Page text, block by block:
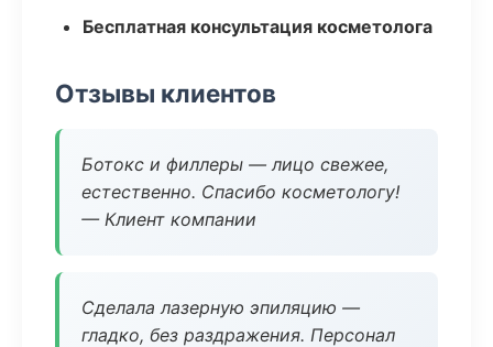
Бесплатная консультация косметолога
Отзывы клиентов
Ботокс и филлеры — лицо свежее,
естественно. Спасибо косметологу!
— Клиент компании
Сделала лазерную эпиляцию —
гладко, без раздражения. Персонал